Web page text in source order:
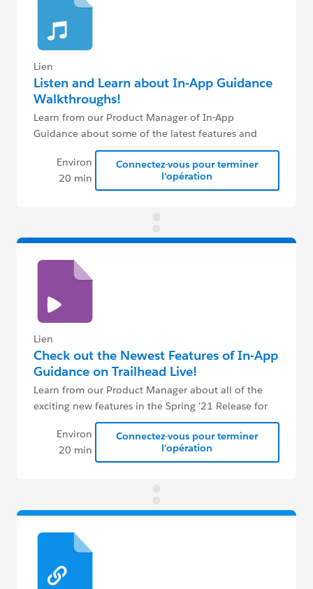
Lien
Listen and Learn about In-App Guidance
Walkthroughs!
Learn from our Product Manager of In-App
Guidance about some of the latest features and
where the product is headed!
Environ
20 min
Connectez-vous pour terminer
l'opération
Lien
Check out the Newest Features of In-App
Guidance on Trailhead Live!
Learn from our Product Manager about all of the
exciting new features in the Spring '21 Release for
In-App Guidance!
Environ
20 min
Connectez-vous pour terminer
l'opération